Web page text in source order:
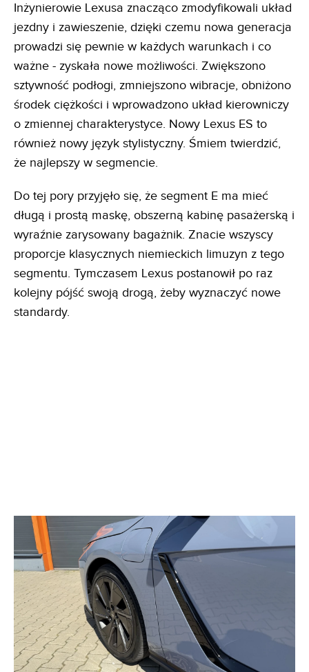
Inżynierowie Lexusa znacząco zmodyfikowali układ
jezdny i zawieszenie, dzięki czemu nowa generacja
prowadzi się pewnie w każdych warunkach i co
ważne - zyskała nowe możliwości. Zwiększono
sztywność podłogi, zmniejszono wibracje, obniżono
środek ciężkości i wprowadzono układ kierowniczy
o zmiennej charakterystyce. Nowy Lexus ES to
również nowy język stylistyczny. Śmiem twierdzić,
że najlepszy w segmencie.
Do tej pory przyjęło się, że segment E ma mieć
długą i prostą maskę, obszerną kabinę pasażerską i
wyraźnie zarysowany bagażnik. Znacie wszyscy
proporcje klasycznych niemieckich limuzyn z tego
segmentu. Tymczasem Lexus postanowił po raz
kolejny pójść swoją drogą, żeby wyznaczyć nowe
standardy.